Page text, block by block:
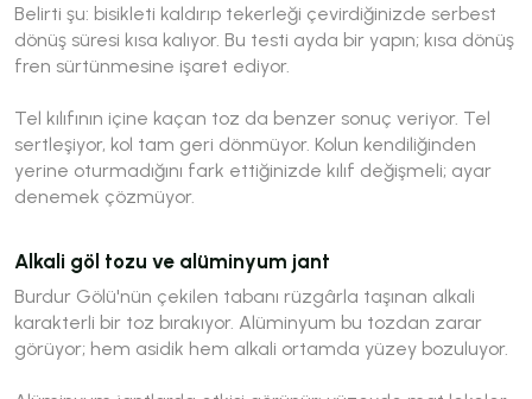
Belirti şu: bisikleti kaldırıp tekerleği çevirdiğinizde serbest
dönüş süresi kısa kalıyor. Bu testi ayda bir yapın; kısa dönüş
fren sürtünmesine işaret ediyor.
Tel kılıfının içine kaçan toz da benzer sonuç veriyor. Tel
sertleşiyor, kol tam geri dönmüyor. Kolun kendiliğinden
yerine oturmadığını fark ettiğinizde kılıf değişmeli; ayar
denemek çözmüyor.
Alkali göl tozu ve alüminyum jant
Burdur Gölü'nün çekilen tabanı rüzgârla taşınan alkali
karakterli bir toz bırakıyor. Alüminyum bu tozdan zarar
görüyor; hem asidik hem alkali ortamda yüzey bozuluyor.